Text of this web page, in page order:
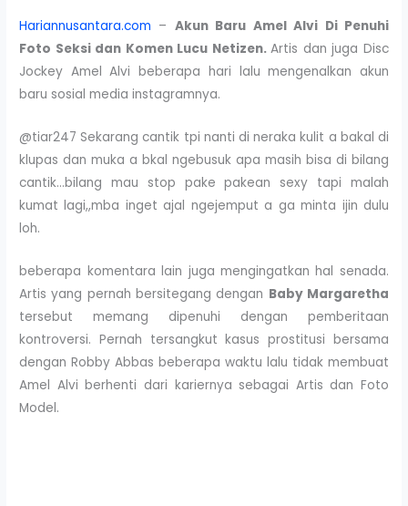
Hariannusantara.com – Akun Baru Amel Alvi Di Penuhi
Foto Seksi dan Komen Lucu Netizen.Artis dan juga Disc
Jockey Amel Alvi beberapa hari lalu mengenalkan akun
baru sosial media instagramnya.
@tiar247 Sekarang cantik tpi nanti di neraka kulit a bakal di
klupas dan muka a bkal ngebusuk apa masih bisa di bilang
cantik…bilang mau stop pake pakean sexy tapi malah
kumat lagi,,mba inget ajal ngejemput a ga minta ijin dulu
loh.
beberapa komentara lain juga mengingatkan hal senada.
Artis yang pernah bersitegang dengan Baby Margaretha
tersebut memang dipenuhi dengan pemberitaan
kontroversi. Pernah tersangkut kasus prostitusi bersama
dengan Robby Abbas beberapa waktu lalu tidak membuat
Amel Alvi berhenti dari kariernya sebagai Artis dan Foto
Model.